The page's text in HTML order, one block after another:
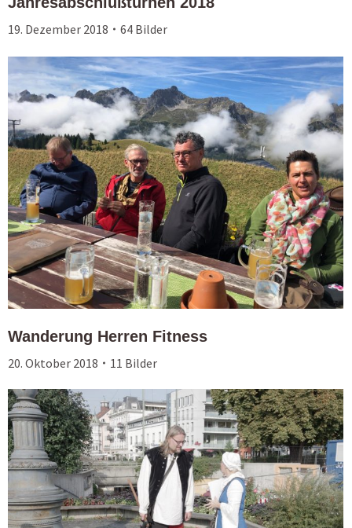
19. Dezember 2018 64 Bilder
Wanderung Herren Fitness
20. Oktober 2018 11 Bilder